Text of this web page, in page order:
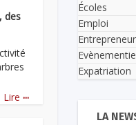
des
Lire ...
Écoles
Emploi
Expatriation
LA